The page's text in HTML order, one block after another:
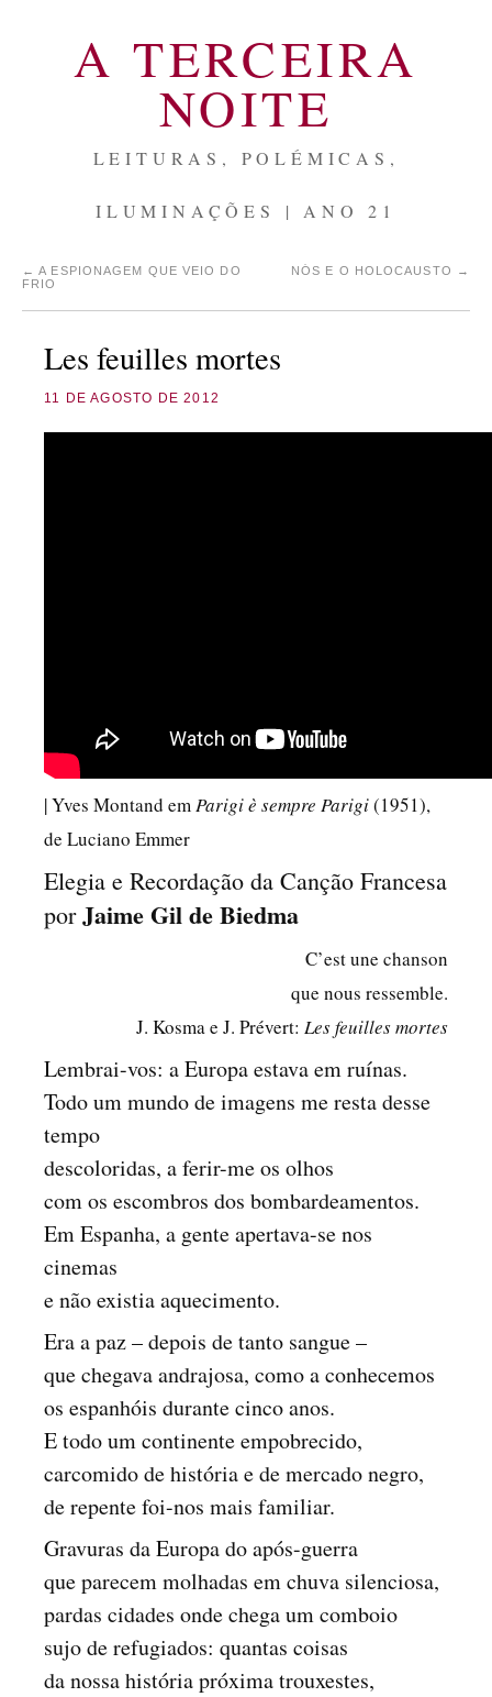
A TERCEIRA
NOITE
LEITURAS, POLÉMICAS,
ILUMINAÇÕES | ANO 21
← A ESPIONAGEM QUE VEIO DO
FRIO
NÓS E O HOLOCAUSTO →
Les feuilles mortes
11 DE AGOSTO DE 2012
| Yves Montand emParigi è sempre Parigi(1951),
de Luciano Emmer
Elegia e Recordação da Canção Francesa
porJaime Gil de Biedma
C’est une chanson
que nous ressemble.
J. Kosma e J. Prévert: Les feuilles mortes
Lembrai-vos: a Europa estava em ruínas.
Todo um mundo de imagens me resta desse
tempo
descoloridas, a ferir-me os olhos
com os escombros dos bombardeamentos.
Em Espanha, a gente apertava-se nos
cinemas
e não existia aquecimento.
Era a paz – depois de tanto sangue –
que chegava andrajosa, como a conhecemos
os espanhóis durante cinco anos.
E todo um continente empobrecido,
carcomido de história e de mercado negro,
de repente foi-nos mais familiar.
Gravuras da Europa do após-guerra
que parecem molhadas em chuva silenciosa,
pardas cidades onde chega um comboio
sujo de refugiados: quantas coisas
da nossa história próxima trouxestes,